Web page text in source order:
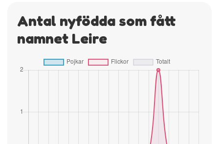
Antal nyfödda som fått
namnet Leire